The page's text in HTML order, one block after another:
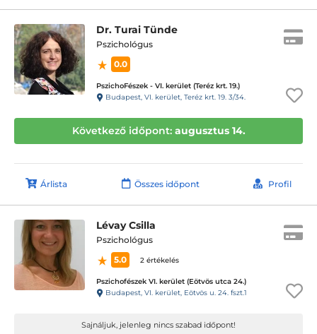
Dr. Turai Tünde
Pszichológus
0.0
PszichoFészek - VI. kerület (Teréz krt. 19.)
Budapest, VI. kerület, Teréz krt. 19. 3/34.
Következő időpont: augusztus 14.
Árlista Összes időpont Profil
Lévay Csilla
Pszichológus
5.0
2 értékelés
Pszichofészek VI. kerület (Eötvös utca 24.)
Budapest, VI. kerület, Eötvös u. 24. fszt.1
Sajnáljuk, jelenleg nincs szabad időpont!